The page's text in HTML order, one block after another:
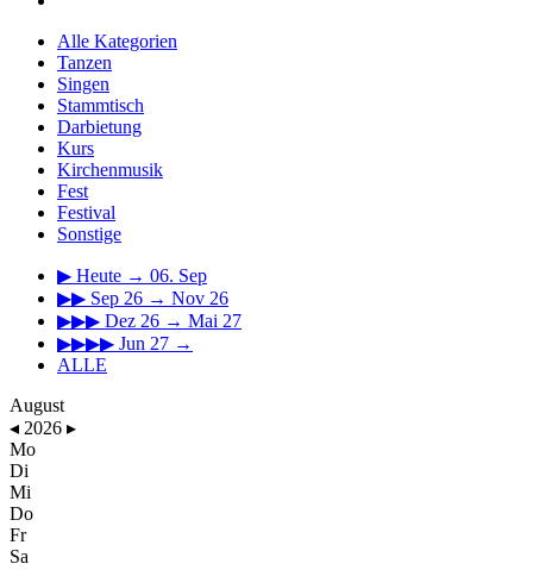
Alle Kategorien
Tanzen
Singen
Stammtisch
Darbietung
Kurs
Kirchenmusik
Fest
Festival
Sonstige
▶ Heute → 06. Sep
▶▶ Sep 26 → Nov 26
▶▶▶ Dez 26 → Mai 27
▶▶▶▶ Jun 27 →
ALLE
August
◂ 2026 ▸
Mo
Di
Mi
Do
Fr
Sa